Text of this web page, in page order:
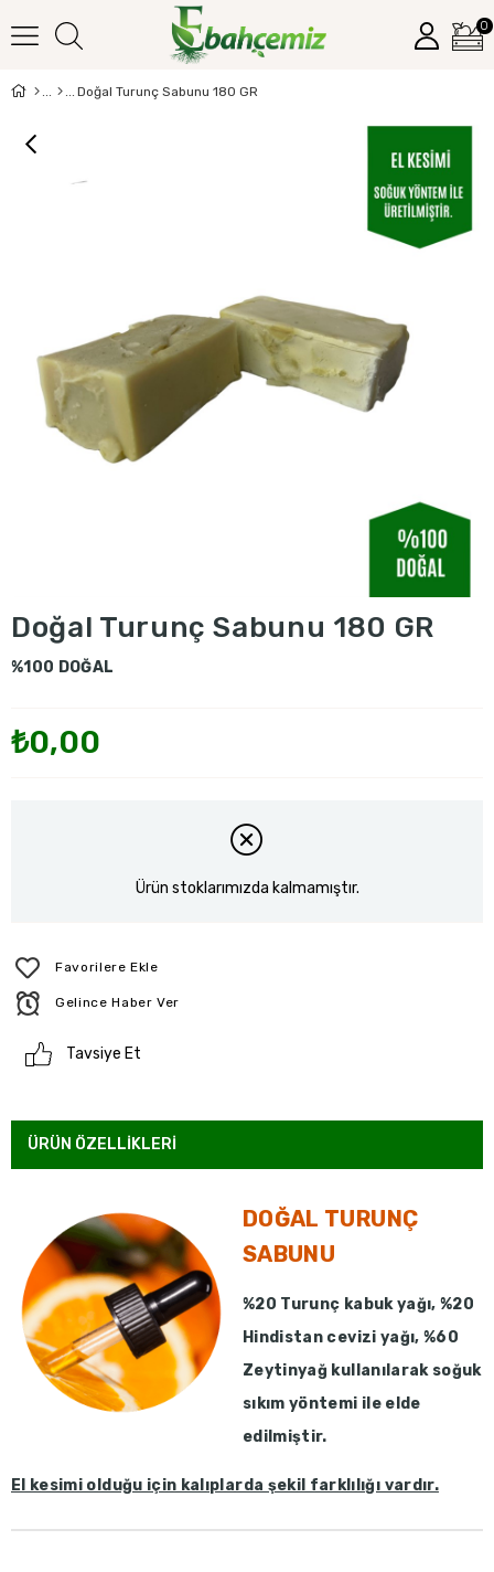
0
Doğal Turunç Sabunu 180 GR
Doğal Turunç Sabunu 180 GR
%100 DOĞAL
₺0,00
Ürün stoklarımızda kalmamıştır.
Favorilere Ekle
Gelince Haber Ver
Tavsiye Et
ÜRÜN ÖZELLIKLERI
DOĞAL TURUNÇ
SABUNU
%20 Turunç kabuk yağı, %20
Hindistan cevizi yağı, %60
Zeytinyağ kullanılarak soğuk
sıkım yöntemi ile elde
edilmiştir.
El kesimi olduğu için kalıplarda şekil farklılığı vardır.